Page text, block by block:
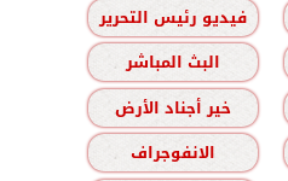
فيديو رئيس التحرير
البث المباشر
خير أجناد الأرض
الانفوجراف